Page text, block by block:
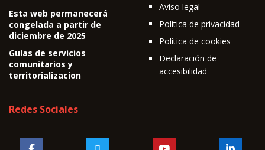
Esta web permanecerá
congelada a partir de
diciembre de 2025
Guías de servicios
comunitarios y
territorializacion
Aviso legal
Política de privacidad
Política de cookies
Declaración de
accesibilidad
Redes Sociales